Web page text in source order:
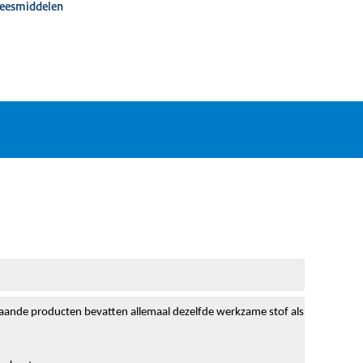
producten bevatten allemaal dezelfde werkzame stof als